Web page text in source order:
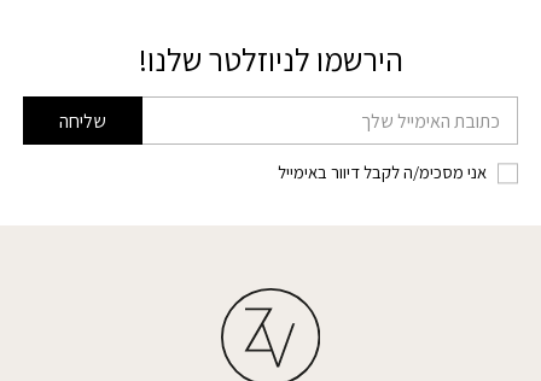
הירשמו לניוזלטר שלנו!
דוא׳׳ל שליחה
אני מסכימ/ה לקבל דיוור באימייל